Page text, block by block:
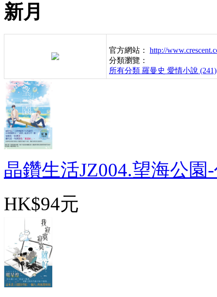
新月
官方網站： http://
分類瀏覽：
所有分類 羅曼史 愛情小說 (241)
晶鑽生活JZ004.望海公園
HK$94元